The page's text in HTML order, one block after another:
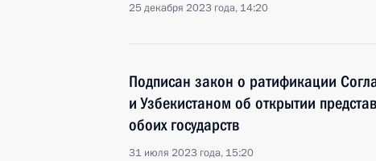
25 декабря 2023 года, 14:20
Подписан закон о ратификации
и Узбекистаном об открытии
обоих государств
31 июля 2023 года, 15:20